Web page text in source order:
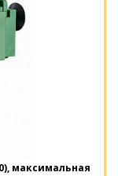
максимальная